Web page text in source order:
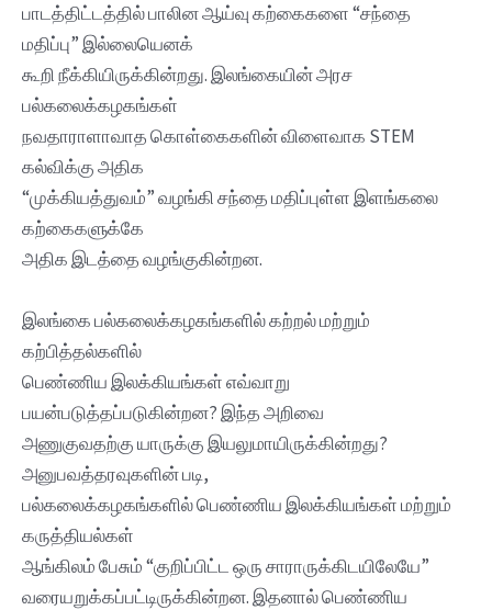
பாடத்திட்டத்தில் பாலின ஆய்வு கற்கைகளை “சந்தை
மதிப்பு” இல்லையெனக்
கூறி நீக்கியிருக்கின்றது. இலங்கையின் அரச
பல்கலைக்கழகங்கள்
நவதாராளாவாத கொள்கைகளின் விளைவாக STEM
கல்விக்கு அதிக
“முக்கியத்துவம்” வழங்கி சந்தை மதிப்புள்ள இளங்கலை
கற்கைகளுக்கே
அதிக இடத்தை வழங்குகின்றன.
இலங்கை பல்கலைக்கழகங்களில் கற்றல் மற்றும்
கற்பித்தல்களில்
பெண்ணிய இலக்கியங்கள் எவ்வாறு
பயன்படுத்தப்படுகின்றன? இந்த அறிவை
அணுகுவதற்கு யாருக்கு இயலுமாயிருக்கின்றது?
அனுபவத்தரவுகளின் படி,
பல்கலைக்கழகங்களில் பெண்ணிய இலக்கியங்கள் மற்றும்
கருத்தியல்கள்
ஆங்கிலம் பேசும் “குறிப்பிட்ட ஒரு சாராருக்கிடயிலேயே”
வரையறுக்கப்பட்டிருக்கின்றன. இதனால் பெண்ணிய